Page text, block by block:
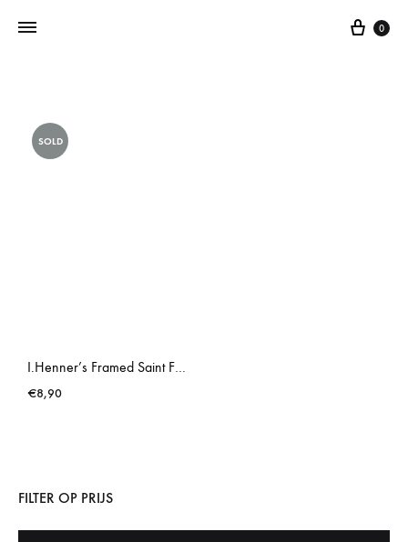
0
SOLD
I.Henner’s Framed Saint Fabiola
€8,90
FILTER OP PRIJS